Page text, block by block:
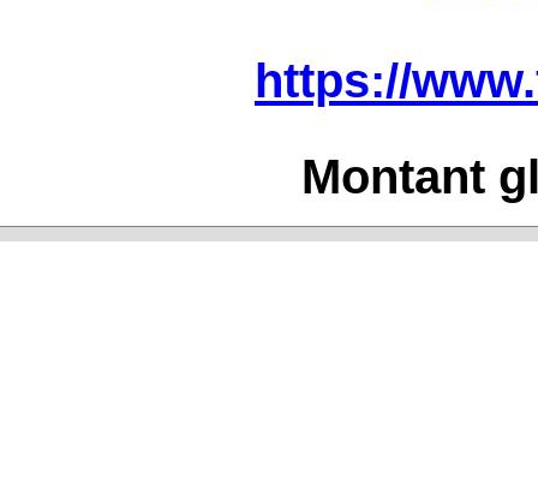
https://
Montant